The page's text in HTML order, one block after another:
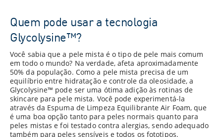
Quem pode usar a tecnologia
Glycolysine™?
Você sabia que a pele mista é o tipo de pele mais comum
em todo o mundo? Na verdade, afeta aproximadamente
50% da população. Como a pele mista precisa de um
equilíbrio entre hidratação e controle da oleosidade, a
Glycolysine™ pode ser uma ótima adição às rotinas de
skincare para pele mista. Você pode experimentá-la
através da Espuma de Limpeza Equilibrante Air Foam, que
é uma boa opção tanto para peles normais quanto para
peles mistas e foi testado contra alergias, sendo adequado
também para peles sensíveis e todos os fototipos.